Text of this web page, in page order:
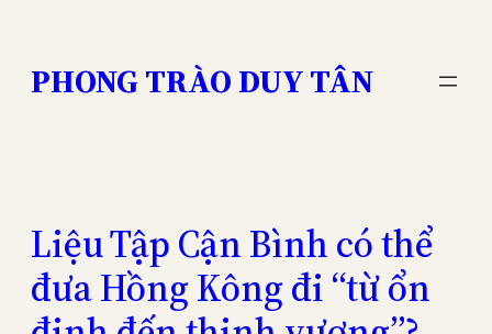
content
PHONG TRÀO DUY TÂN
Liệu Tập Cận Bình có thể
đưa Hồng Kông đi “từ ổn